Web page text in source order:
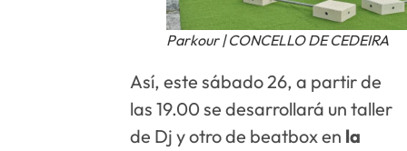
Parkour | CONCELLO DE CEDEIRA
Así, este sábado 26, a partir de
las 19.00 se desarrollará un taller
de Dj y otro de beatbox en la